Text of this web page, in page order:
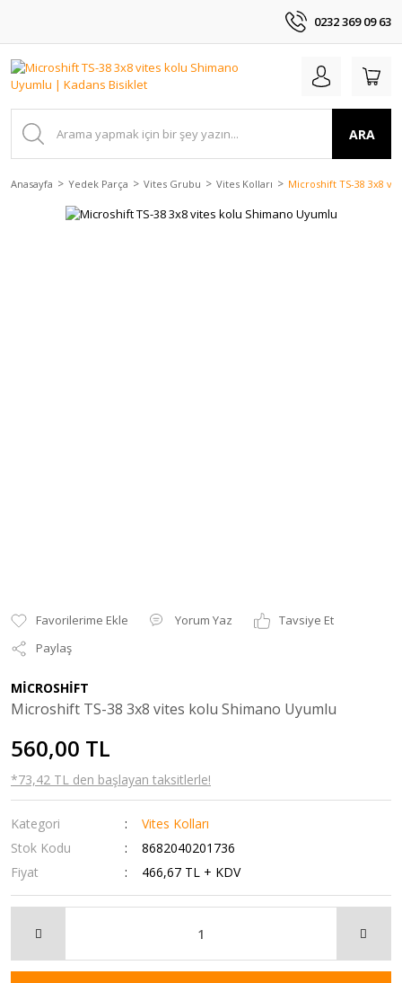
0232 369 09 63
ARA
Anasayfa Yedek Parça Vites Grubu Vites Kolları Microshift TS-38 3x8
Yorum Yaz
Tavsiye Et
Paylaş
MİCROSHİFT
Microshift TS-38 3x8 vites kolu Shimano Uyumlu
560,00 TL
*73,42 TL den başlayan taksitlerle!
Kategori
Vites Kolları
Stok Kodu
8682040201736
Fiyat
466,67 TL + KDV